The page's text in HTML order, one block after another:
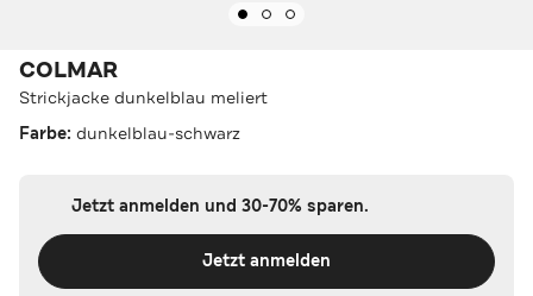
COLMAR
Strickjacke dunkelblau meliert
Farbe: dunkelblau-schwarz
Jetzt anmelden und 30-70% sparen.
Jetzt anmelden